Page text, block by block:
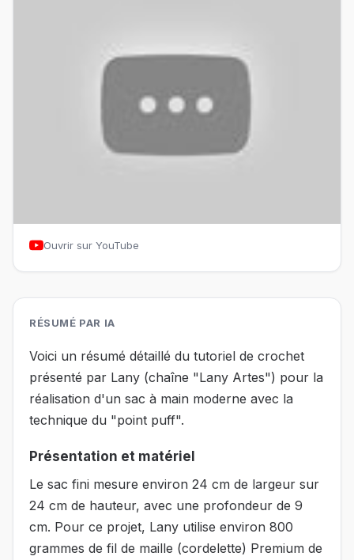
Ouvrir sur YouTube
RÉSUMÉ PAR IA
Voici un résumé détaillé du tutoriel de crochet
présenté par Lany (chaîne "Lany Artes") pour la
réalisation d'un sac à main moderne avec la
technique du "point puff".
Présentation et matériel
Le sac fini mesure environ 24 cm de largeur sur
24 cm de hauteur, avec une profondeur de 9
cm. Pour ce projet, Lany utilise environ 800
grammes de fil de maille (cordelette) Premium de